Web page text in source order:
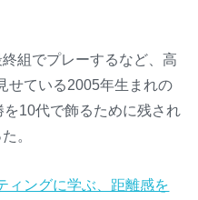
組でプレーするなど、高
せている2005年生まれの
10代で飾るために残され
。
ングに学ぶ、距離感を